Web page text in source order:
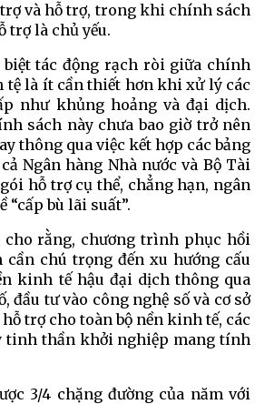
và hỗ trợ, trong khi chính sách
trợ là chủ yếu.
tác động rạch ròi giữa chính
tệ là ít cần thiết hơn khi xử lý các
như khủng hoảng và đại dịch.
sách này chưa bao giờ trở nên
thông qua việc kết hợp các bảng
Ngân hàng Nhà nước và Bộ Tài
hỗ trợ cụ thể, chẳng hạn, ngân
“cấp bù lãi suất”.
cho rằng, chương trình phục hồi
chú trọng đến xu hướng cấu
kinh tế hậu đại dịch thông qua
đầu tư vào công nghệ số và cơ sở
trợ cho toàn bộ nền kinh tế, các
tinh thần khởi nghiệp mang tính
3/4 chặng đường của năm với